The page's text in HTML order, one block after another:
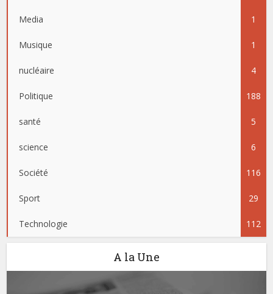
Media 1
Musique 1
nucléaire 4
Politique 188
santé 5
science 6
Société 116
Sport 29
Technologie 112
A la Une